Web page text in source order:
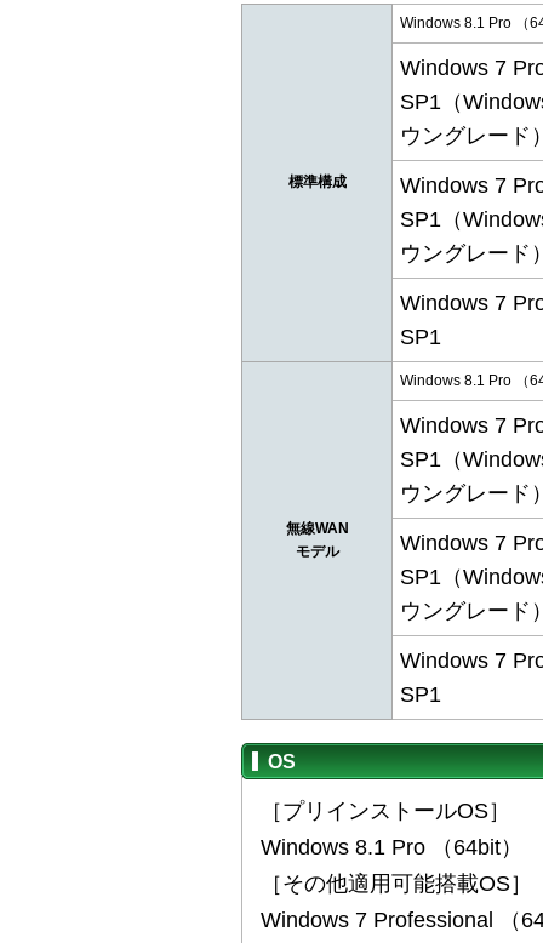
標準構成
Windows 8.1 Pro （
Windows 7
SP1（
ウングレード
Windows 7
SP1（
ウングレード
Windows 7
SP1
無線WAN
モデル
Windows 8.1 Pro （
Windows 7
SP1（
ウングレード
Windows 7
SP1（
ウングレード
Windows 7
SP1
OS
［プリインストールOS］
Windows 8.1 Pro （64bit）
［その他適用可能搭載OS］
Windows 7 Professional （